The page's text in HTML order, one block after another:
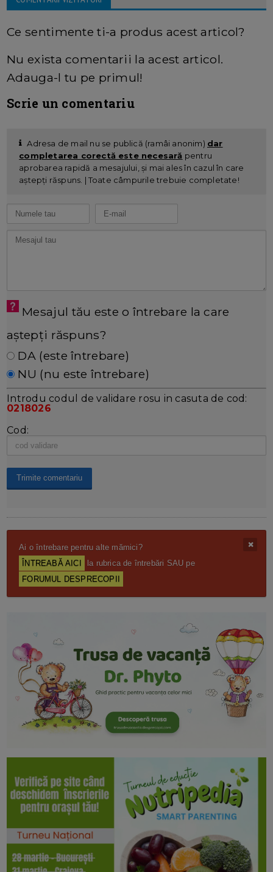
Ce sentimente ti-a produs acest articol?
Nu exista comentarii la acest articol.
Adauga-l tu pe primul!
Scrie un comentariu
Adresa de mail nu se publică (ramâi anonim) dar
completarea corectă este necesară pentru
aprobarea rapidă a mesajului, și mai ales în cazul în care
aștepți răspuns. | Toate câmpurile trebuie completate!
Mesajul tău este o întrebare la care
aștepți răspuns?
DA (este întrebare)
NU (nu este întrebare)
Introdu codul de validare rosu in casuta de cod:
0218026
Cod:
Ai o întrebare pentru alte mămici?
ÎNTREABĂ AICI
la rubrica de întrebări SAU pe
FORUMUL DESPRECOPII